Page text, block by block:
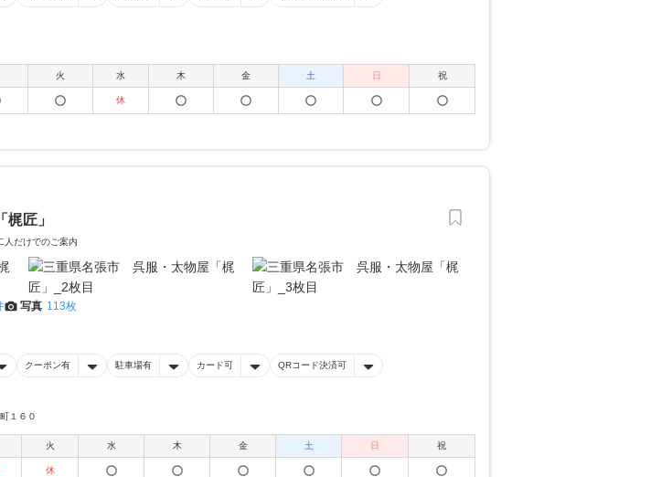
火 水 木 金 土 日 祝
休
匠」
人だけでのご案内
写真 113枚
クーポン有 駐車場有 カード可 QRコード決済可
１６０
火 水 木 金 土 日 祝
休